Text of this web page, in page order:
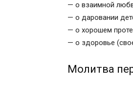
— о взаимной
— о даровании
— о хорошем
— о здоровье
Молитва